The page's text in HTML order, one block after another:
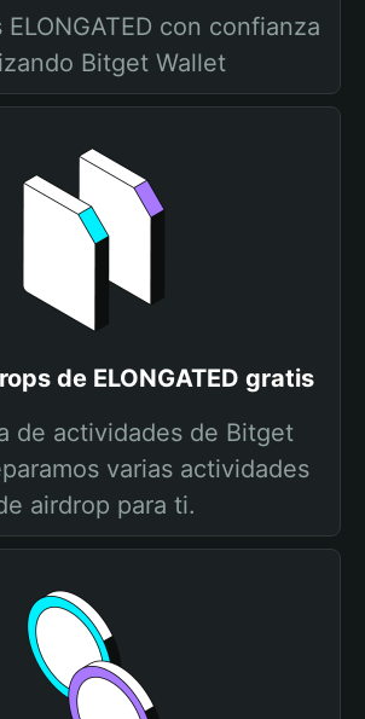
con confianza
Bitget Wallet
de ELONGATED gratis
de actividades de Bitget
varias actividades
airdrop para ti.